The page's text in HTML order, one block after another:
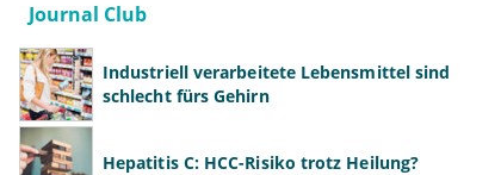
Journal Club
Industriell verarbeitete Lebensmittel sind
schlecht fürs Gehirn
Hepatitis C: HCC-Risiko trotz Heilung?